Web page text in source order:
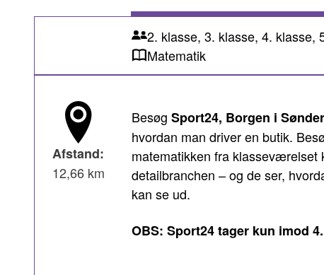
2. klasse, 3. klasse, 4. klasse,
Matematik
Afstand:
12,66 km
BesøgSport24, Borgen i
hvordan man driver en butik.
matematikken fra
detailbranchen – og de ser,
kan se ud.
OBS: Sport24 tager kun imod